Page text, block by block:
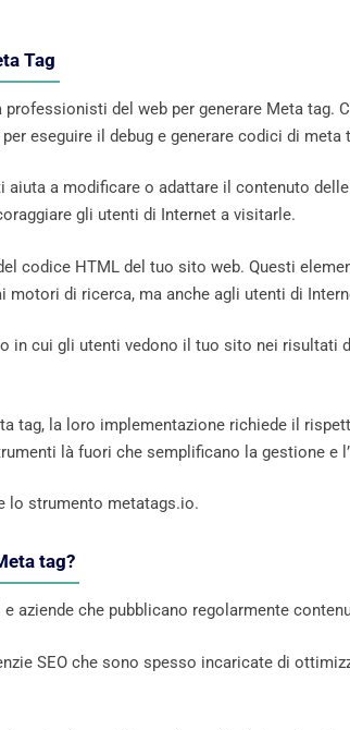
Tag
del web per generare Meta tag.
eseguire il debug e generare codici di meta
aiuta a modificare o adattare il contenuto
gli utenti di Internet a visitarle.
codice HTML del tuo sito web. Questi
motori di ricerca, ma anche agli utenti di
in cui gli utenti vedono il tuo sito nei risultati
tag, la loro implementazione richiede il
là fuori che semplificano la gestione e
lo strumento metatags.io.
tag?
aziende che pubblicano regolarmente
SEO che sono spesso incaricate di